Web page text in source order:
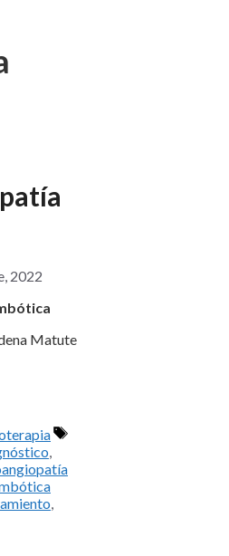
2022
Matute
Etiquetas
,
,